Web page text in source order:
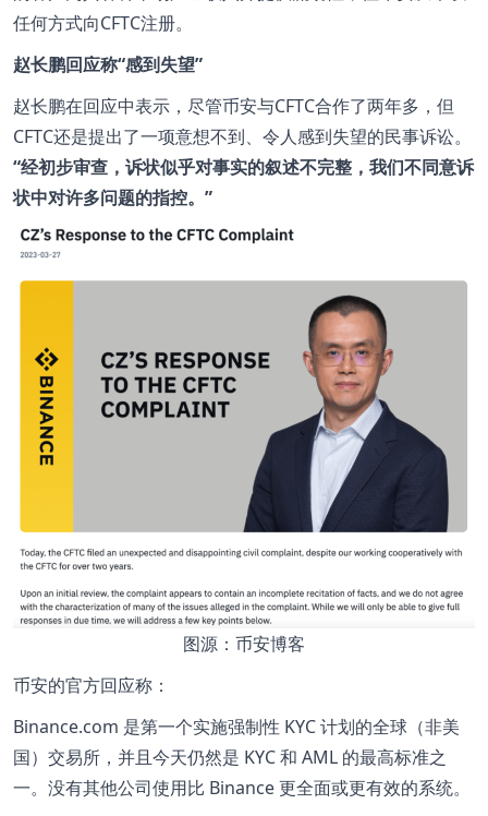
任何方式向CFTC注册。
赵长鹏回应称“感到失望”
赵长鹏在回应中表示，尽管币安与CFTC合作了两年多，但
CFTC还是提出了一项意想不到、令人感到失望的民事诉讼。
“经初步审查，诉状似乎对事实的叙述不完整，我们不同意诉
状中对许多问题的指控。”
图源：币安博客
币安的官方回应称：
Binance.com 是第一个实施强制性 KYC 计划的全球（非美
国）交易所，并且今天仍然是 KYC 和 AML 的最高标准之
一。没有其他公司使用比 Binance 更全面或更有效的系统。